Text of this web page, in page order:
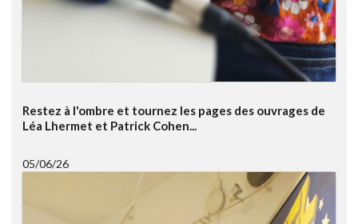
Restez à l'ombre et tournez les pages des ouvrages de
Léa Lhermet et Patrick Cohen...
05/06/26